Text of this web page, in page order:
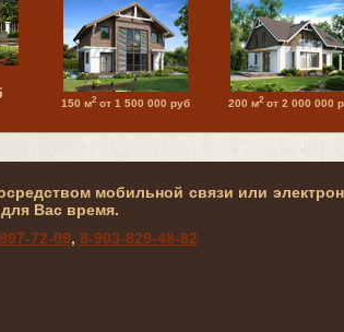
150 м2 от 1 500 000 руб 200 м2 от 2 000 000
мобильной связи или
Вас время.
72-09, 8-903-829-48-82